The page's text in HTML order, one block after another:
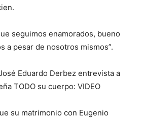
seguimos enamorados, bueno
a pesar de nosotros mismos”.
Eduardo Derbez entrevista a
TODO su cuerpo: VIDEO
su matrimonio con Eugenio